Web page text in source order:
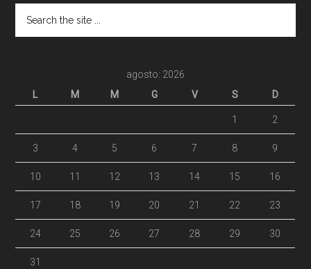
agosto: 2026
L
M M G V S D
1 2
3 4 5 6 7 8 9
10 11 12 13 14 15 16
17 18 19 20 21 22 23
24 25 26 27 28 29 30
31